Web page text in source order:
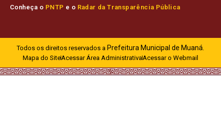
Conheça o PNTP e o Radar da Transparência Pública
Todos os direitos reservados a Prefeitura Municipal de Muaná.
Mapa do SiteAcessar Área AdministrativaAcessar o Webmail